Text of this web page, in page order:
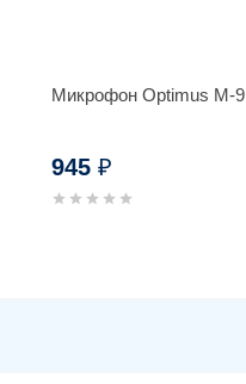
Микрофон Optimus M-9
945 ₽